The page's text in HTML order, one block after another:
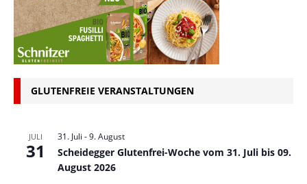
GLUTENFREIE VERANSTALTUNGEN
JULI
31
31. Juli -9. August
Scheidegger Glutenfrei-Woche vom 31. Juli bis 09.
August 2026